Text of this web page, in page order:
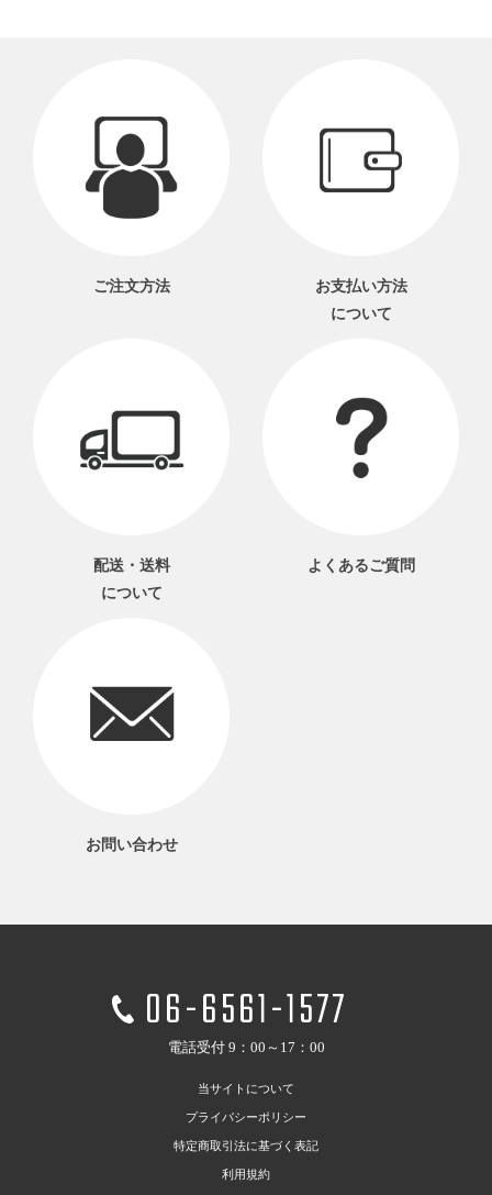
ご注文方法
お支払い方法
について
配送・送料
について
よくあるご質問
お問い合わせ
06-6561-1577
電話受付 9：00～17：00
当サイトについて
プライバシーポリシー
特定商取引法に基づく表記
利用規約